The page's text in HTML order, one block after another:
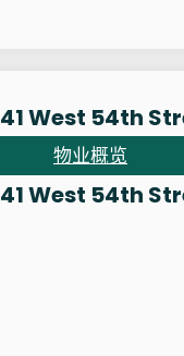
West 54th
物业概览
West 54th